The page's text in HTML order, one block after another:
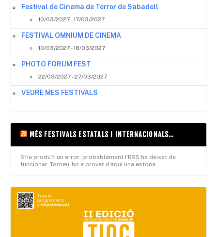
Festival de Cinema de Terror de Sabadell
10/03/2027 - 17/03/2027
FESTIVAL OMNIUM DE CINEMA
10/03/2027 - 18/03/2027
PHOTO FORUM FEST
22/03/2027 - 27/03/2027
VEURE MES FESTIVALS
MÉS FESTIVALS ESTATALS I INTERNACIONALS…
S'ha produït un error; probablement l'RSS ha deixat de
funcionar. Torneu-ho a provar d'aquí una estona.